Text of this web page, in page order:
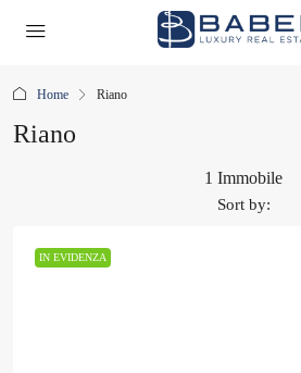
Home Riano
Riano
1 Immobile
Sort by:
IN EVIDENZA